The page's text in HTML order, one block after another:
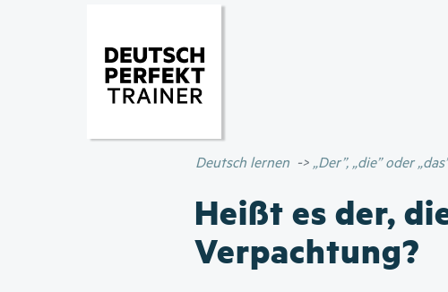
Deutsch lernen „Der”, „die” oder
Heißt es der,
Verpachtung?